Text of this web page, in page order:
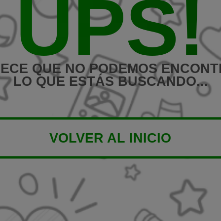
UPS!
QUE NO PODEMOS
LO QUE ESTÁS BUSCANDO...
VOLVER AL INICIO